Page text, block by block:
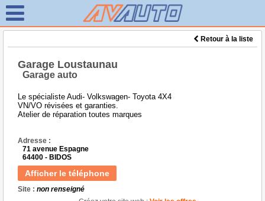
Retour à la liste
Garage Loustaunau
Garage auto
Le spécialiste Audi- Volkswagen- Toyota 4X4
VN/VO révisées et garanties.
Atelier de réparation toutes marques
Adresse :
71 avenue Espagne
64400 - BIDOS
Afficher le téléphone
Site : non renseigné